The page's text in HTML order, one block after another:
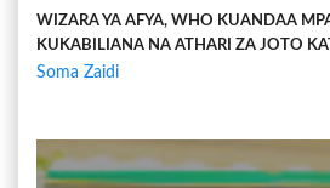
WIZARA YA AFYA, WHO KUANDAA
KUKABILIANA NA ATHARI ZA JOTO
Soma Zaidi